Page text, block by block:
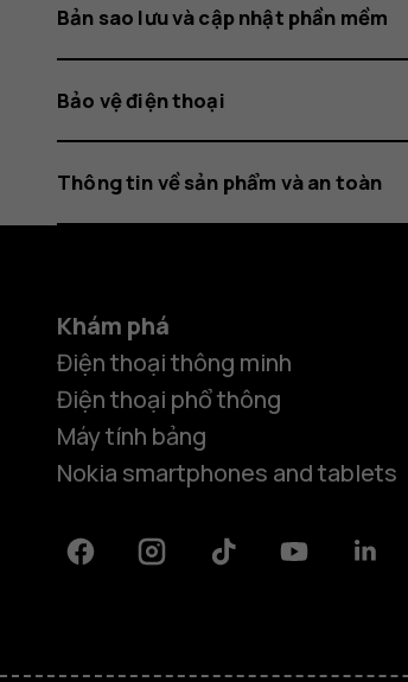
Bản sao lưu và cập nhật phần mềm
Bảo vệ điện thoại
Thông tin về sản phẩm và an toàn
Khám phá
Điện thoại thông minh
Điện thoại phổ thông
Máy tính bảng
Nokia smartphones and tablets
FacebookInstagramTiktok Youtube